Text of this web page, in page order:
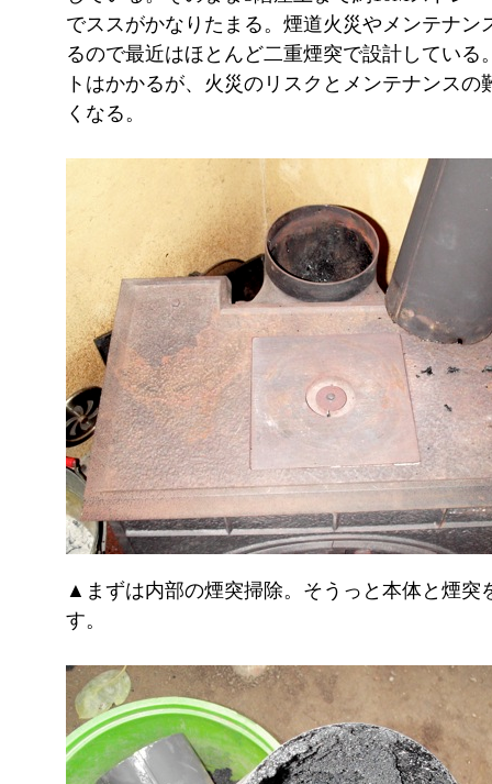
でススがかなりたまる。煙道火災やメンテナン
るので最近はほとんど二重煙突で設計している
トはかかるが、火災のリスクとメンテナンスの
くなる。
▲まずは内部の煙突掃除。そうっと本体と煙突
す。